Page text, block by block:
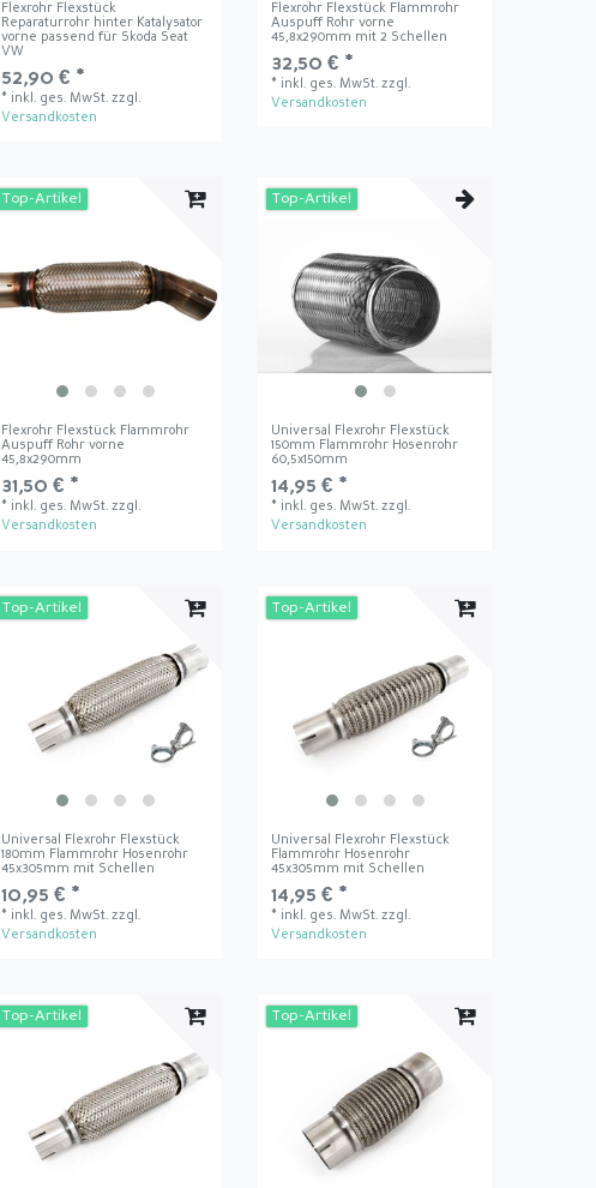
Flexrohr Flexstück
Reparaturrohr hinter Katalysator
vorne passend für Skoda Seat
VW
52,90 € *
* inkl. ges. MwSt. zzgl.
Versandkosten
Flexrohr Flexstück Flammrohr
Auspuff Rohr vorne
45,8x290mm mit 2 Schellen
32,50 € *
* inkl. ges. MwSt. zzgl.
Versandkosten
Top-Artikel
Flexrohr Flexstück Flammrohr
Auspuff Rohr vorne
45,8x290mm
31,50 € *
* inkl. ges. MwSt. zzgl.
Versandkosten
Top-Artikel
Universal Flexrohr Flexstück
150mm Flammrohr Hosenrohr
60,5x150mm
14,95 € *
* inkl. ges. MwSt. zzgl.
Versandkosten
Top-Artikel
Universal Flexrohr Flexstück
180mm Flammrohr Hosenrohr
45x305mm mit Schellen
10,95 € *
* inkl. ges. MwSt. zzgl.
Versandkosten
Top-Artikel
Universal Flexrohr Flexstück
Flammrohr Hosenrohr
45x305mm mit Schellen
14,95 € *
* inkl. ges. MwSt. zzgl.
Versandkosten
Top-Artikel Top-Artikel